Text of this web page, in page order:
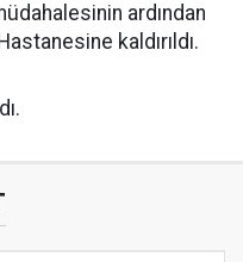
ardından
kaldırıldı.